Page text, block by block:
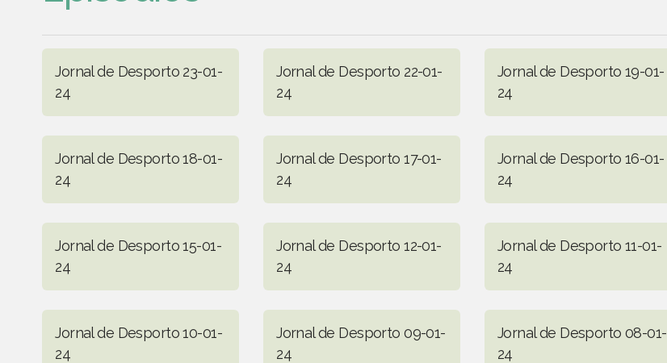
Jornal de Desporto 23-01-
24
Jornal de Desporto 22-01-
24
Jornal de Desporto 19-01-
24
Jornal de Desporto 18-01-
24
Jornal de Desporto 17-01-
24
Jornal de Desporto 16-01-
24
Jornal de Desporto 15-01-
24
Jornal de Desporto 12-01-
24
Jornal de Desporto 11-01-
24
Jornal de Desporto 10-01-
24
Jornal de Desporto 09-01-
24
Jornal de Desporto 08-01-
24